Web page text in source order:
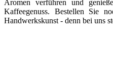
Aromen verführen und
Kaffeegenuss. Bestellen Sie
Handwerkskunst - denn bei uns